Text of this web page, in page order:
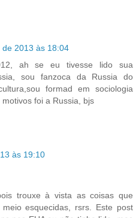
2013 às 18:04
ah se eu tivesse lido sua
sou fanzoca da Russia do
formad em sociologia
foi a Russia, bjs
às 19:10
trouxe à vista as coisas que
esquecidas, rsrs. Este post